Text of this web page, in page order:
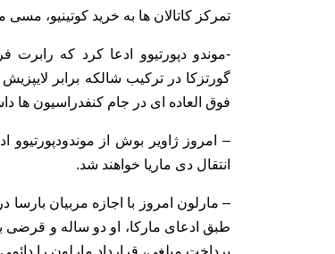
تمرکز کاتالان ها به خرید کوتینیو، مسی
-موندو دپورتیوو ادعا کرد که رابرت
گورتزکا در ترکیب شالکه برابر
فوق العاده ای در جام کنفدراسیون ها
– امروز ژاویر بوش از
انتقال دی ماریا خواهند شد.
– مارلون امروز با اجازه مربیان بارسا
طبق ادعای مارکا، او دو ساله و قرضی
پرداخت مبلغی، قرارداد مارلون را